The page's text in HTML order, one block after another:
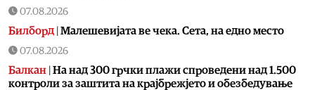
07.08.2026
Билборд Малешевијата ве чека. Сета, на едно место
07.08.2026
Балкан На над 300 грчки плажи спроведени над 1.500
контроли за заштита на крајбрежјето и обезбедување